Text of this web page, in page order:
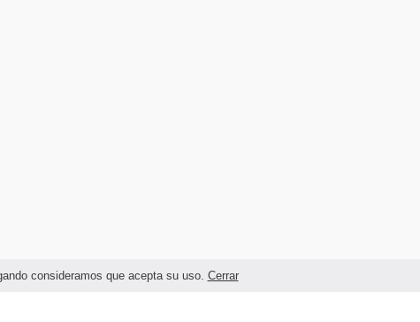
consideramos que acepta su uso. Cerrar